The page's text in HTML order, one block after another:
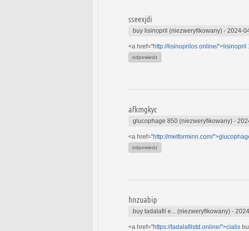
sseexjdi
buy lisinopril (niezweryfikowany) - 2024-
<a href="http://lisinoprilos.online/">lisinopril
odpowiedz
afkmgkyc
glucophage 850 (niezweryfikowany) -
<a href="http://metforminn.com/
odpowiedz
hnzuabip
buy tadalafil e... (niezweryfikowany) -
<a href="https://tadalafilstd.online/">cialis